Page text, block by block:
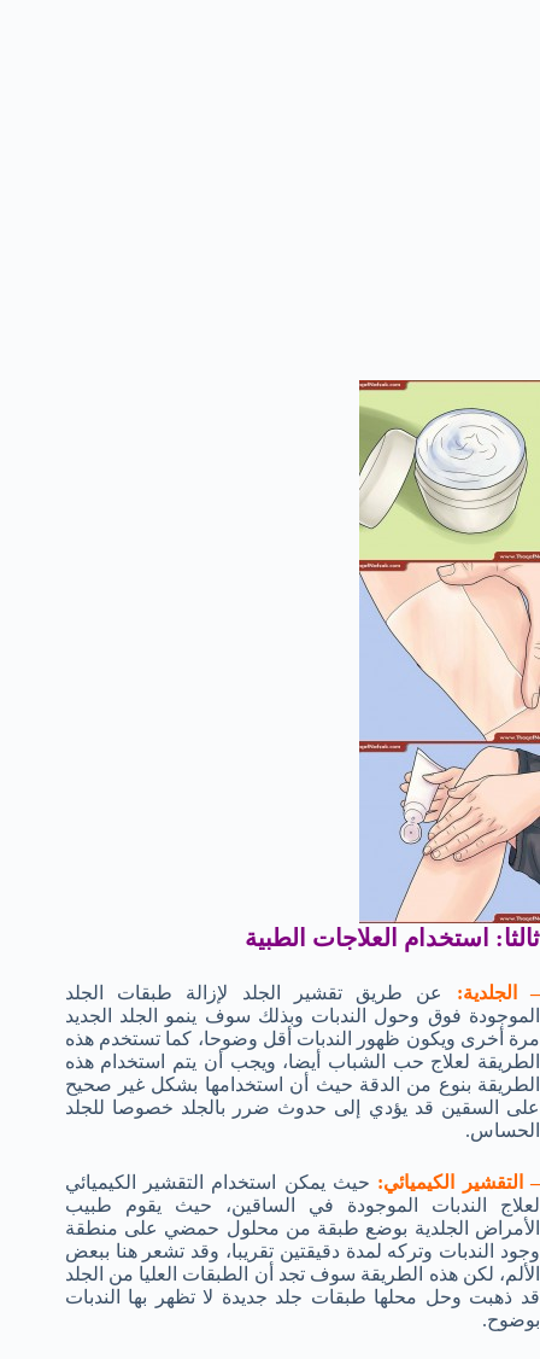
ثالثا: استخدام العلاجات الطبية
– الجلدية:
عن طريق تقشير الجلد لإزالة طبقات الجلد
الموجودة فوق وحول الندبات وبذلك سوف ينمو الجلد الجديد
مرة أخرى ويكون ظهور الندبات أقل وضوحا، كما تستخدم هذه
الطريقة لعلاج حب الشباب أيضا، ويجب أن يتم استخدام هذه
الطريقة بنوع من الدقة حيث أن استخدامها بشكل غير صحيح
على السقين قد يؤدي إلى حدوث ضرر بالجلد خصوصا للجلد
الحساس.
– التقشير الكيميائي: حيث يمكن استخدام التقشير الكيميائي
لعلاج الندبات الموجودة في الساقين، حيث يقوم طبيب
الأمراض الجلدية بوضع طبقة من محلول حمضي على منطقة
وجود الندبات وتركه لمدة دقيقتين تقريبا، وقد تشعر هنا ببعض
الألم، لكن هذه الطريقة سوف تجد أن الطبقات العليا من الجلد
قد ذهبت وحل محلها طبقات جلد جديدة لا تظهر بها الندبات
بوضوح.